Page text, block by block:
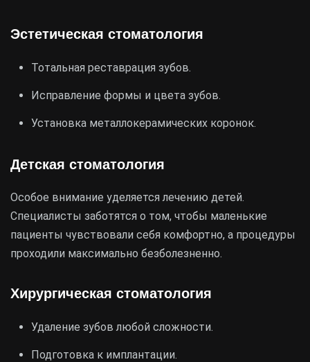
Эстетическая стоматология
Тотальная реставрация зубов.
Исправление формы и цвета зубов.
Установка металлокерамических коронок.
Детская стоматология
Особое внимание уделяется лечению детей.
Специалисты заботятся о том, чтобы маленькие
пациенты чувствовали себя комфортно, а процедуры
проходили максимально безболезненно.
Хирургическая стоматология
Удаление зубов любой сложности.
Подготовка к имплантации.